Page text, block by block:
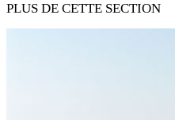
PLUS DE CETTE SECTION